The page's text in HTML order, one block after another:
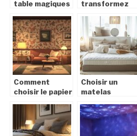
table magiques
rouge, noir et
blanc
transformez
avec des
accessoires
amovibles
Comment
choisir le papier
chaque piece
de votre
maison
Choisir un
matelas
comparatif des
meilleures
options